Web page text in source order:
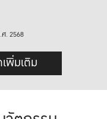
. 2568
พิ่มเติม